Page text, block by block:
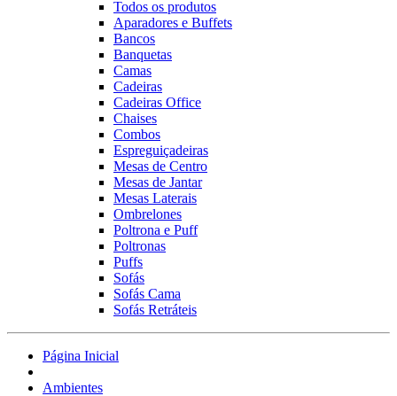
Todos os produtos
Aparadores e Buffets
Bancos
Banquetas
Camas
Cadeiras
Cadeiras Office
Chaises
Combos
Espreguiçadeiras
Mesas de Centro
Mesas de Jantar
Mesas Laterais
Ombrelones
Poltrona e Puff
Poltronas
Puffs
Sofás
Sofás Cama
Sofás Retráteis
Página Inicial
Ambientes